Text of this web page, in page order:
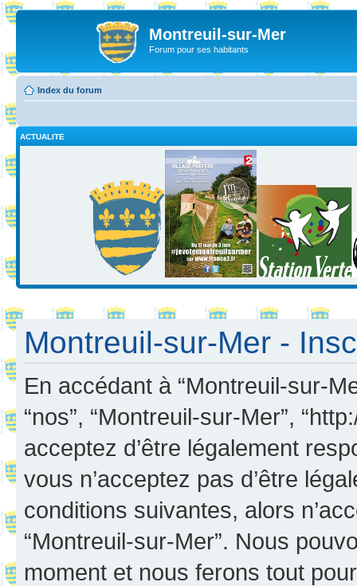
Montreuil-sur-Mer
Forum pour ses habitants
Index du forum
ACTUALITE
Montreuil-sur-Mer -
En accédant à “Montreuil-sur-
“nos”, “Montreuil-sur-Mer”,
acceptez d’être légalement
vous n’acceptez pas d’être
conditions suivantes, alors
“Montreuil-sur-Mer”. Nous
moment et nous ferons tout